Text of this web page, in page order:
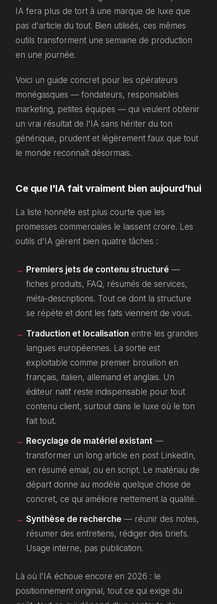
IA fera plus de tort à une marque de luxe que
pas d'article du tout. Bien utilisés, ces mêmes
outils transforment une semaine de production
en une journée.
Voici un guide concret pour les opérateurs
monégasques — fondateurs, responsables
marketing, petites équipes — qui veulent obtenir
un vrai résultat de l'IA sans hériter du ton
générique, prudent et légèrement faux que tout
le monde reconnaît désormais.
Ce que l'IA fait vraiment bien aujourd'hui
La liste honnête est plus courte que les
promesses commerciales le laissent croire. Les
outils d'IA gèrent bien quatre tâches :
Premiers jets de contenu structuré —
fiches produits, FAQ, résumés de services,
méta-descriptions. Tout ce dont la structure
se répète et dont les faits viennent de vous.
Traduction et localisation entre les grandes
langues européennes. La sortie est
exploitable comme premier brouillon en
français, italien, allemand et anglais. Un
éditeur natif reste indispensable pour tout
contenu client, surtout dans le luxe où le ton
fait tout.
Recyclage de matériel existant —
transformer un long article en post LinkedIn,
en résumé email, ou en script. Le matériau de
départ donne au modèle quelque chose de
concret, ce qui améliore nettement la qualité.
Synthèse de recherche — réunir des notes,
résumer des entretiens, rédiger des briefs.
Usage interne, pas publication.
Là où l'IA échoue encore en 2026 : le
positionnement original, tout ce qui exige du